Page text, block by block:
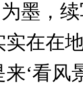
墨，
实在在
‘看风